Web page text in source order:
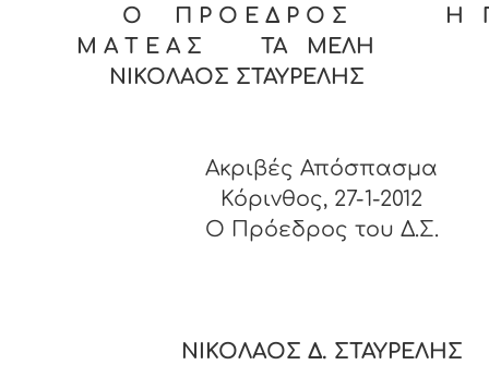
Ο Π Ρ Ο Ε Δ Ρ Ο Σ Η Γ
Μ Α Τ Ε Α Σ ΤΑ ΜΕΛΗ
ΝΙΚΟΛΑΟΣ ΣΤΑΥΡΕΛΗΣ
Ακριβές Απόσπασμα
Κόρινθος, 27-1-2012
O Πρόεδρος του Δ.Σ.
ΝΙΚΟΛΑΟΣ Δ. ΣΤΑΥΡΕΛΗΣ